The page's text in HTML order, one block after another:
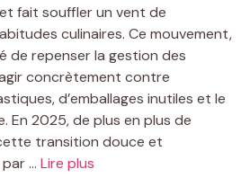
fait souffler un vent de
culinaires. Ce mouvement,
de repenser la gestion des
concrètement contre
d’emballages inutiles et le
En 2025, de plus en plus de
transition douce et
... Lire plus